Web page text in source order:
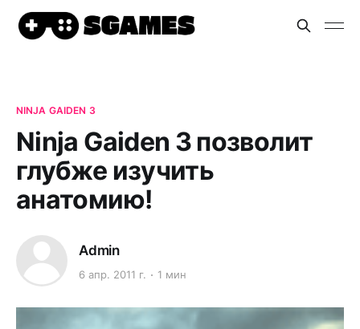
NINJA GAIDEN 3
Ninja Gaiden 3 позволит
глубже изучить
анатомию!
Admin
6 апр. 2011 г. 1 мин